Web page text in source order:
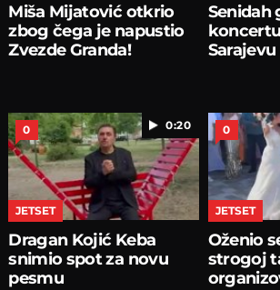
Miša Mijatović otkrio
zbog čega je napustio
Zvezde Granda!
Senidah
Sarajevu
0:20
0
JETSET
Dragan Kojić Keba
snimio spot za novu
pesmu
0
JETSET
Oženio
strogoj